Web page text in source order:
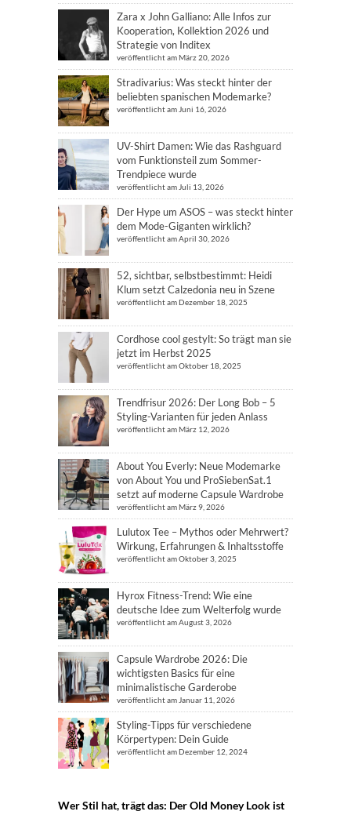
Zara x John Galliano: Alle Infos zur
Kooperation, Kollektion 2026 und
Strategie von Inditex
veröffentlicht am März 20, 2026
Stradivarius: Was steckt hinter der
beliebten spanischen Modemarke?
veröffentlicht am Juni 16, 2026
UV-Shirt Damen: Wie das Rashguard
vom Funktionsteil zum Sommer-
Trendpiece wurde
veröffentlicht am Juli 13, 2026
Der Hype um ASOS – was steckt hinter
dem Mode-Giganten wirklich?
veröffentlicht am April 30, 2026
52, sichtbar, selbstbestimmt: Heidi
Klum setzt Calzedonia neu in Szene
veröffentlicht am Dezember 18, 2025
Cordhose cool gestylt: So trägt man sie
jetzt im Herbst 2025
veröffentlicht am Oktober 18, 2025
Trendfrisur 2026: Der Long Bob – 5
Styling-Varianten für jeden Anlass
veröffentlicht am März 12, 2026
About You Everly: Neue Modemarke
von About You und ProSiebenSat.1
setzt auf moderne Capsule Wardrobe
veröffentlicht am März 9, 2026
Lulutox Tee – Mythos oder Mehrwert?
Wirkung, Erfahrungen & Inhaltsstoffe
veröffentlicht am Oktober 3, 2025
Hyrox Fitness-Trend: Wie eine
deutsche Idee zum Welterfolg wurde
veröffentlicht am August 3, 2026
Capsule Wardrobe 2026: Die
wichtigsten Basics für eine
minimalistische Garderobe
veröffentlicht am Januar 11, 2026
Styling-Tipps für verschiedene
Körpertypen: Dein Guide
veröffentlicht am Dezember 12, 2024
Wer Stil hat, trägt das: Der Old Money Look ist